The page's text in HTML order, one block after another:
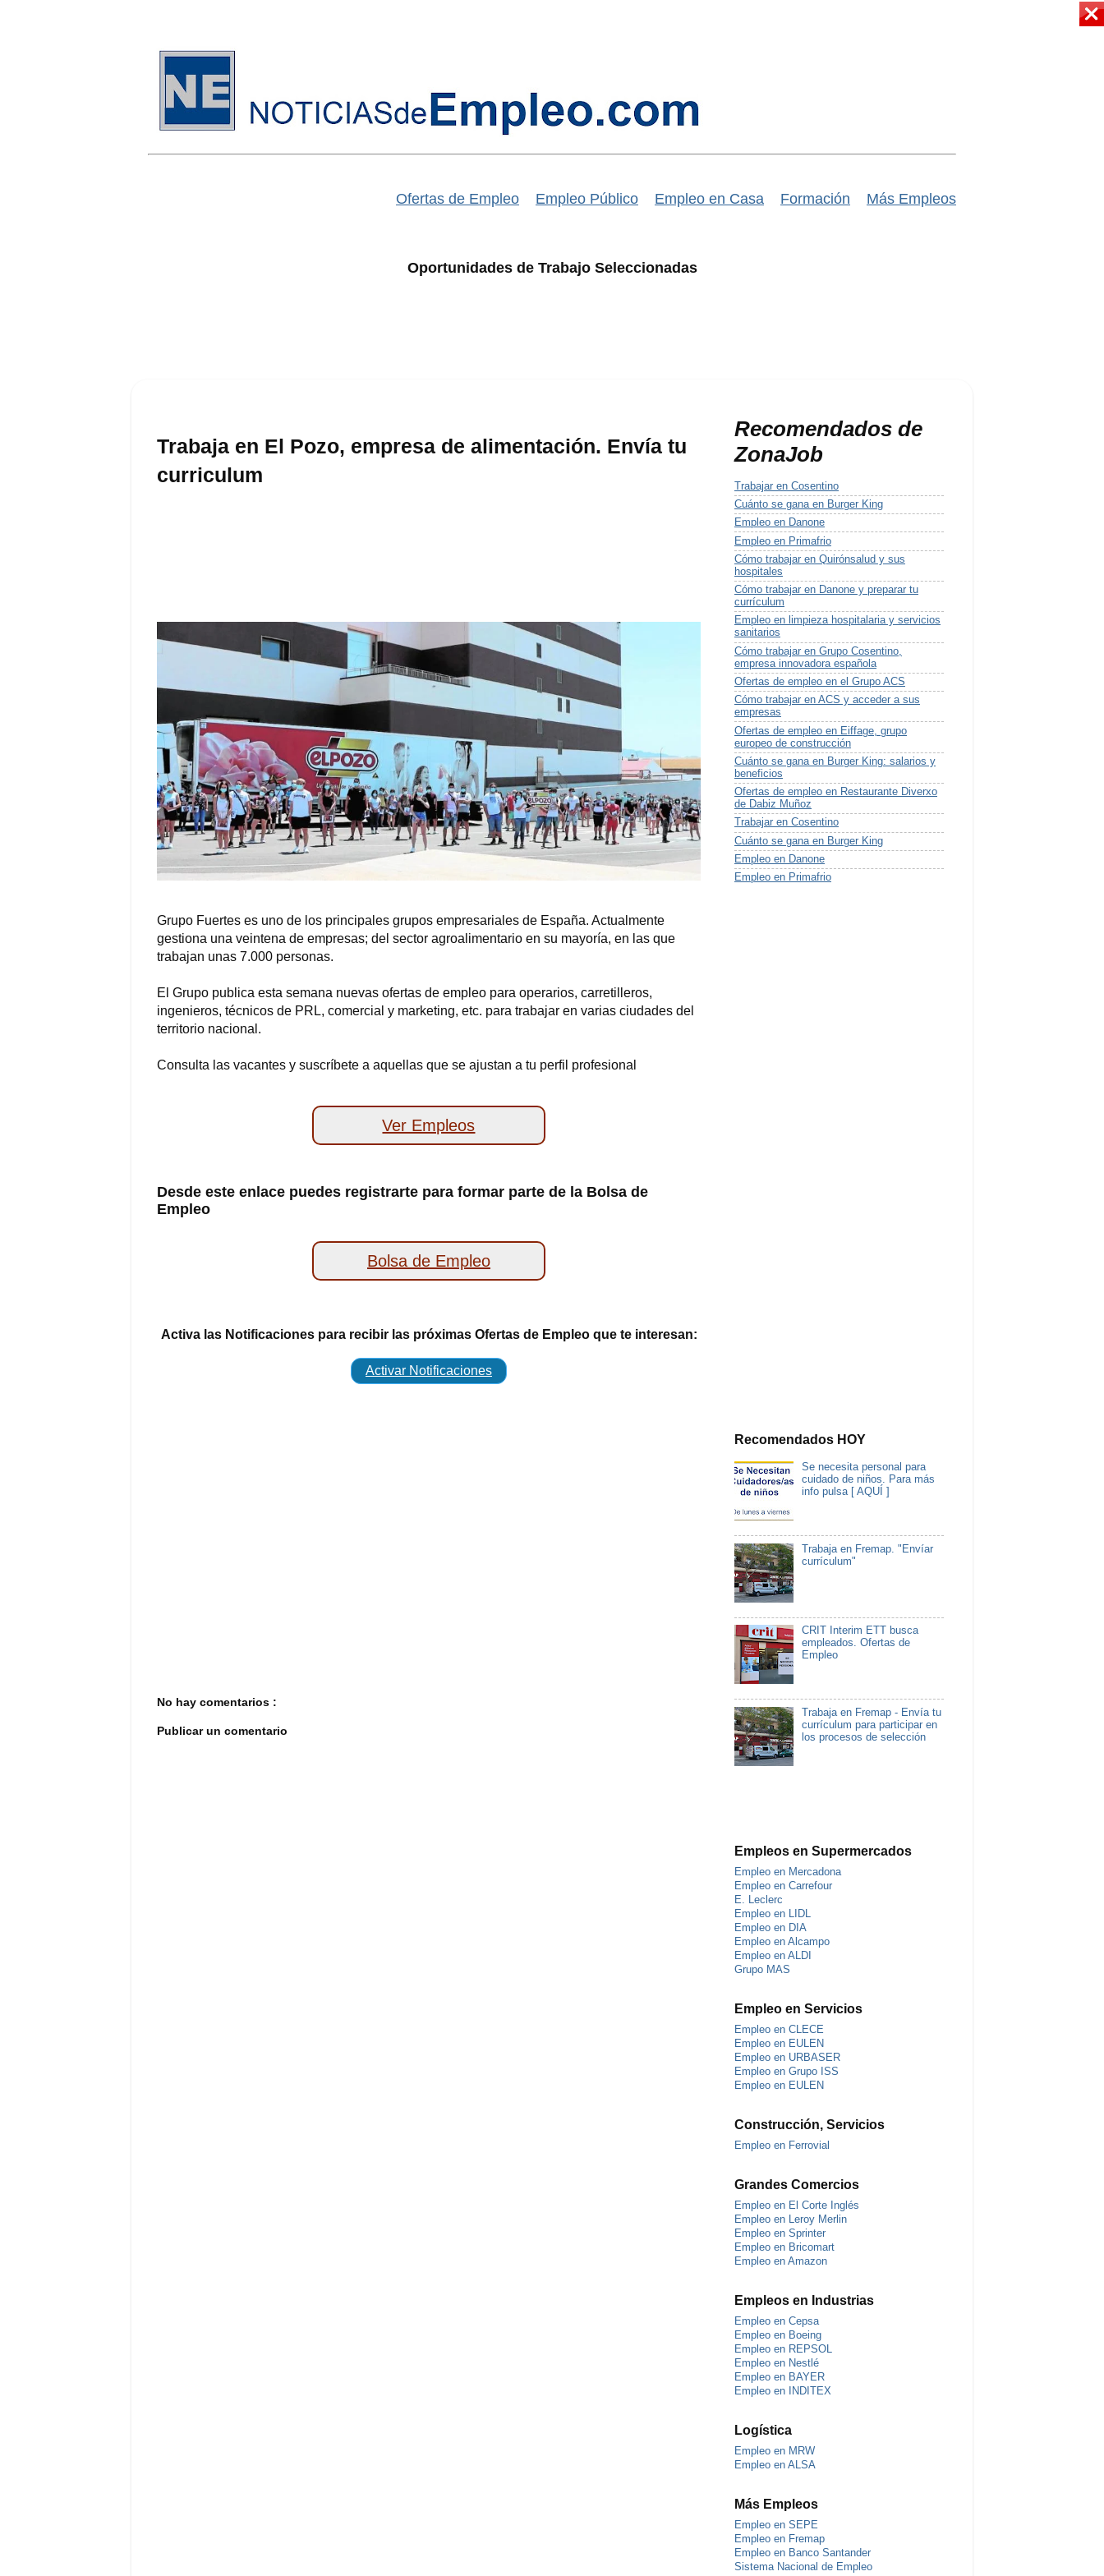
Ofertas de Empleo Empleo Público Empleo en Casa Formación Más Empleos
Oportunidades de Trabajo Seleccionadas
Trabaja en El Pozo, empresa de alimentación. Envía tu
curriculum
Grupo Fuertes es uno de los principales grupos empresariales de España. Actualmente
gestiona una veintena de empresas; del sector agroalimentario en su mayoría, en las que
trabajan unas 7.000 personas.
El Grupo publica esta semana nuevas ofertas de empleo para operarios, carretilleros,
ingenieros, técnicos de PRL, comercial y marketing, etc. para trabajar en varias ciudades del
territorio nacional.
Consulta las vacantes y suscríbete a aquellas que se ajustan a tu perfil profesional
Ver Empleos
Desde este enlace puedes registrarte para formar parte de la Bolsa de
Empleo
Bolsa de Empleo
Activa las Notificaciones para recibir las próximas Ofertas de Empleo que te interesan:
Activar Notificaciones
No hay comentarios :
Publicar un comentario
Recomendados de
ZonaJob
Trabajar en Cosentino
Cuánto se gana en Burger King
Empleo en Danone
Empleo en Primafrio
Cómo trabajar en Quirónsalud y sus
hospitales
Cómo trabajar en Danone y preparar tu
currículum
Empleo en limpieza hospitalaria y servicios
sanitarios
Cómo trabajar en Grupo Cosentino,
empresa innovadora española
Ofertas de empleo en el Grupo ACS
Cómo trabajar en ACS y acceder a sus
empresas
Ofertas de empleo en Eiffage, grupo
europeo de construcción
Cuánto se gana en Burger King: salarios y
beneficios
Ofertas de empleo en Restaurante Diverxo
de Dabiz Muñoz
Trabajar en Cosentino
Cuánto se gana en Burger King
Empleo en Danone
Empleo en Primafrio
Recomendados HOY
Se necesita personal para
cuidado de niños. Para más
info pulsa [ AQUÍ ]
Trabaja en Fremap. "Envíar
currículum"
CRIT Interim ETT busca
empleados. Ofertas de
Empleo
Trabaja en Fremap - Envía tu
currículum para participar en
los procesos de selección
Empleos en Supermercados
Empleo en Mercadona
Empleo en Carrefour
E. Leclerc
Empleo en LIDL
Empleo en DIA
Empleo en Alcampo
Empleo en ALDI
Grupo MAS
Empleo en Servicios
Empleo en CLECE
Empleo en EULEN
Empleo en URBASER
Empleo en Grupo ISS
Empleo en EULEN
Construcción, Servicios
Empleo en Ferrovial
Grandes Comercios
Empleo en El Corte Inglés
Empleo en Leroy Merlin
Empleo en Sprinter
Empleo en Bricomart
Empleo en Amazon
Empleos en Industrias
Empleo en Cepsa
Empleo en Boeing
Empleo en REPSOL
Empleo en Nestlé
Empleo en BAYER
Empleo en INDITEX
Logística
Empleo en MRW
Empleo en ALSA
Más Empleos
Empleo en SEPE
Empleo en Fremap
Empleo en Banco Santander
Sistema Nacional de Empleo